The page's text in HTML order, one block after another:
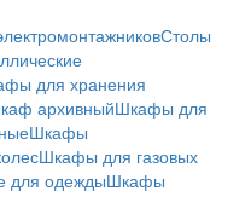
Столы
для хранения
архивныйШкафы для
Шкафы
Шкафы для газовых
для одеждыШкафы